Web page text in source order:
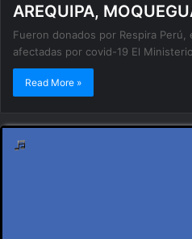
AREQUIPA,
Fueron donados por Respira
afectadas por covid-19 El
Read More »